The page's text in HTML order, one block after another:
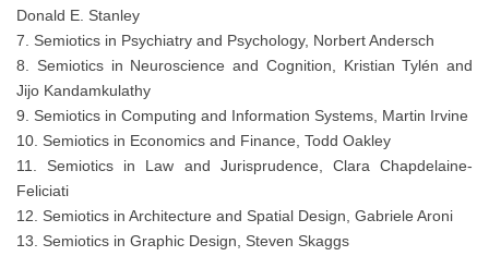
Donald E. Stanley
7. Semiotics in Psychiatry and Psychology, Norbert Andersch
8. Semiotics in Neuroscience and Cognition, Kristian Tylén and
Jijo Kandamkulathy
9. Semiotics in Computing and Information Systems, Martin Irvine
10. Semiotics in Economics and Finance, Todd Oakley
11. Semiotics in Law and Jurisprudence, Clara Chapdelaine-
Feliciati
12. Semiotics in Architecture and Spatial Design, Gabriele Aroni
13. Semiotics in Graphic Design, Steven Skaggs